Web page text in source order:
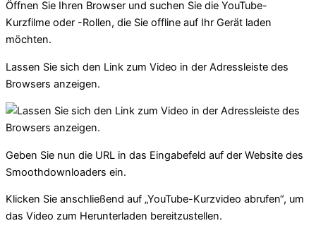
Öffnen Sie Ihren Browser und suchen Sie die YouTube-
Kurzfilme oder -Rollen, die Sie offline auf Ihr Gerät laden
möchten.
Lassen Sie sich den Link zum Video in der Adressleiste des
Browsers anzeigen.
Geben Sie nun die URL in das Eingabefeld auf der Website des
Smoothdownloaders ein.
Klicken Sie anschließend auf „YouTube-Kurzvideo abrufen“, um
das Video zum Herunterladen bereitzustellen.